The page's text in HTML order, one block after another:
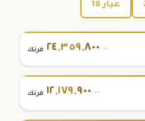
عيار 18
٢٤,٣٥٩,٨٠٠.٠٠ فرنك
١٢,١٧٩,٩٠٠.٠٠ فرنك